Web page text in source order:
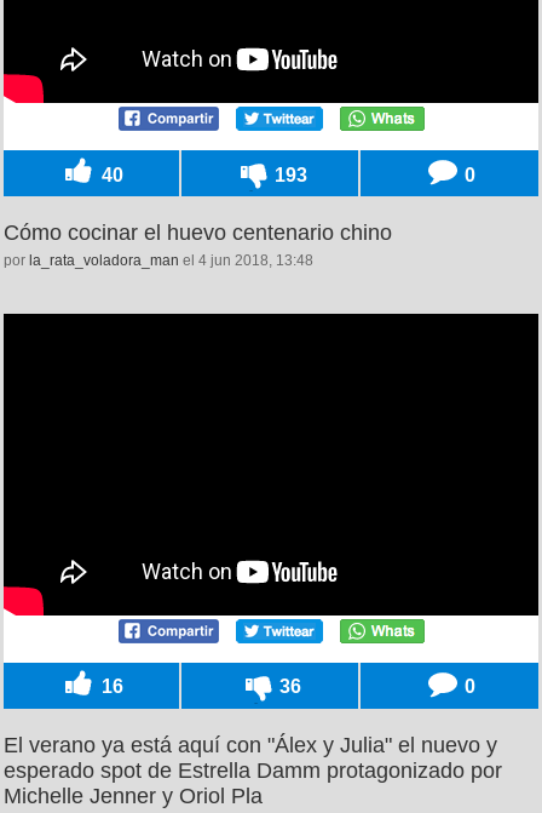
40 193 0
Cómo cocinar el huevo centenario chino
por la_rata_voladora_man el 4 jun 2018, 13:48
16 36 0
El verano ya está aquí con "Álex y Julia" el nuevo y
esperado spot de Estrella Damm protagonizado por
Michelle Jenner y Oriol Pla